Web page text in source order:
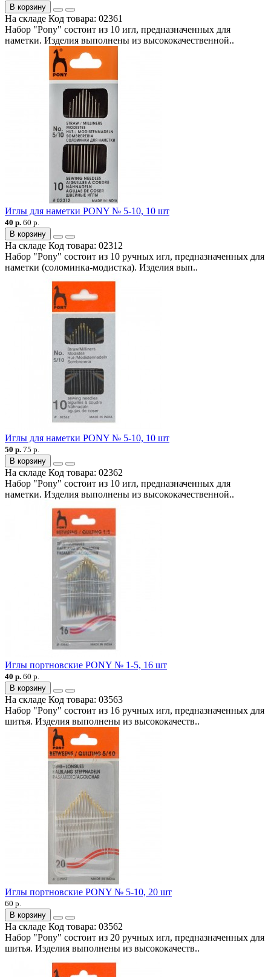
В корзину
На складе Код товара: 02361
Набор "Pony" состоит из 10 игл, предназначенных для
наметки. Изделия выполнены из высококачественной..
Иглы для наметки PONY № 5-10, 10 шт
40 р. 60 р.
В корзину
На складе Код товара: 02312
Набор "Pony" состоит из 10 ручных игл, предназначенных для
наметки (соломинка-модистка). Изделия вып..
Иглы для наметки PONY № 5-10, 10 шт
50 р. 75 р.
В корзину
На складе Код товара: 02362
Набор "Pony" состоит из 10 игл, предназначенных для
наметки. Изделия выполнены из высококачественной..
Иглы портновские PONY № 1-5, 16 шт
40 р. 60 р.
В корзину
На складе Код товара: 03563
Набор "Pony" состоит из 16 ручных игл, предназначенных для
шитья. Изделия выполнены из высококачеств..
Иглы портновские PONY № 5-10, 20 шт
60 р.
В корзину
На складе Код товара: 03562
Набор "Pony" состоит из 20 ручных игл, предназначенных для
шитья. Изделия выполнены из высококачеств..